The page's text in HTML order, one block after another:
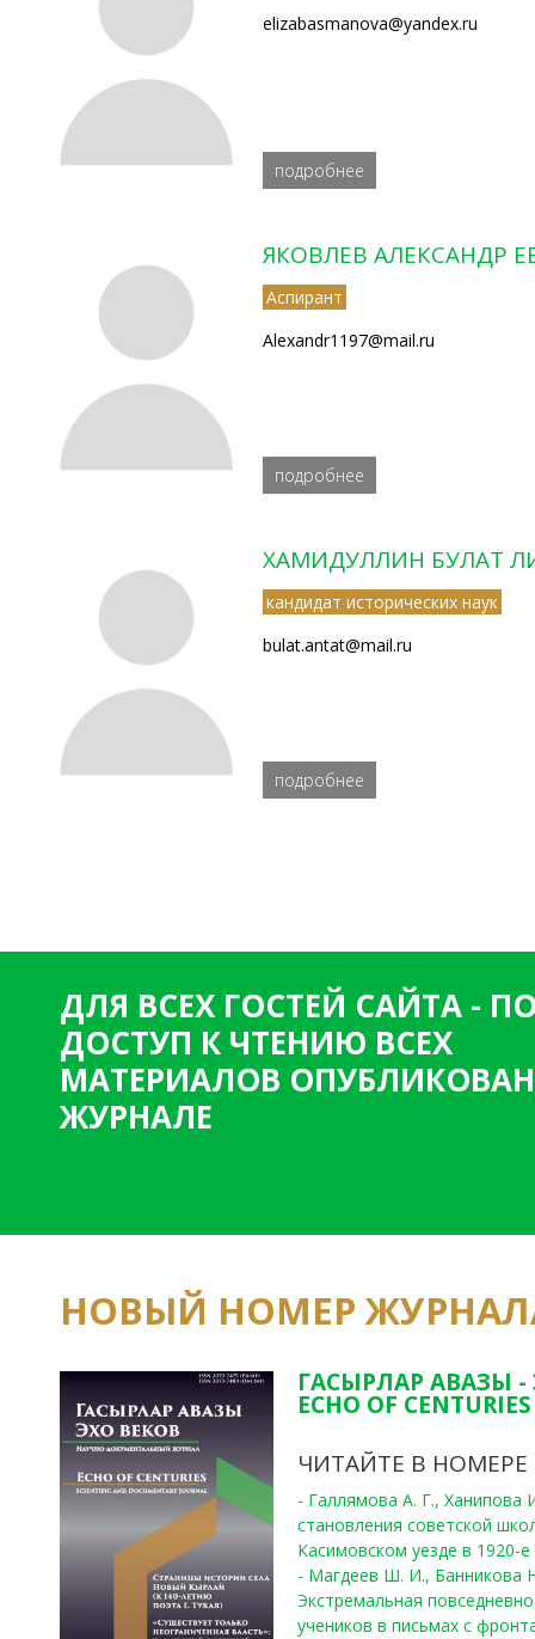
elizabasmanova@yandex.ru
подробнее
ЯКОВЛЕВ АЛЕКСАНДР
Аспирант
Alexandr1197@mail.ru
подробнее
ХАМИДУЛЛИН БУЛАТ
кандидат исторических наук
bulat.antat@mail.ru
подробнее
ДЛЯ ВСЕХ ГОСТЕЙ САЙТА -
ДОСТУП К ЧТЕНИЮ ВСЕХ
МАТЕРИАЛОВ
ЖУРНАЛЕ
НОВЫЙ НОМЕР
ГАСЫРЛАР АВАЗЫ -
ECHO OF
ЧИТАЙТЕ В НОМЕРЕ
- Галлямова А. Г.,
становления советской
Касимовском уезде в 1920-е
- Магдеев Ш. И., Банникова
Экстремальная
учеников в письмах с